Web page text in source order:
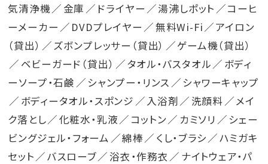
気清浄機
金庫 ドライヤー 湯沸しポット
コーヒ
ーメーカー
DVDプレイヤー 無料Wi-Fi
アイロン
（貸出）
ズボンプレッサー（貸出）
ゲーム機（貸出）
ベビーガード（貸出）
タオル・バスタオル
ボディ
ーソープ・石鹸
シャンプー・リンス
シャワーキャップ
ボディータオル・スポンジ
入浴剤 洗顔料
メイ
ク落とし
化粧水・乳液 コットン カミソリ
シェー
ビングジェル・フォーム
綿棒 くし・ブラシ
ハミガキ
セット
バスローブ 浴衣・作務衣
ナイトウェア・パ